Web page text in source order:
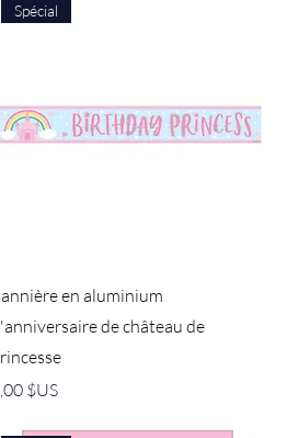
Spécial
en aluminium
de château de
$US